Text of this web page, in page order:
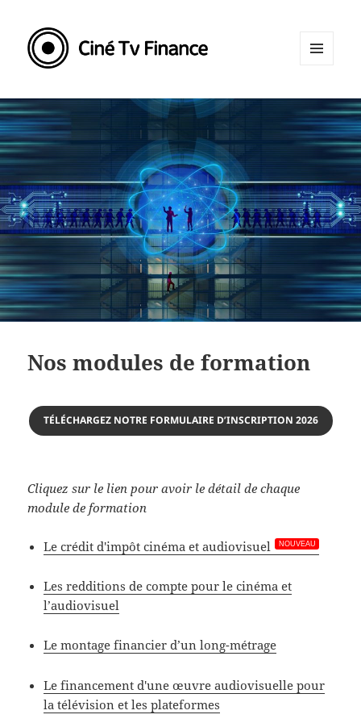
WIDGETS
Nos modules de formation
TÉLÉCHARGEZ NOTRE FORMULAIRE D’INSCRIPTION 2026
Cliquez sur le lien pour avoir le détail de chaque
module de formation
Le crédit d'impôt cinéma et audiovisuel
Les redditions de compte pour le cinéma et
l’audiovisuel
Le montage financier d’un long-métrage
Le financement d'une œuvre audiovisuelle pour
la télévision et les plateformes